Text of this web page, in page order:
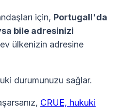
için, Portugall'da
bile adresinizi
ülkenizin adresine
durumunuzu sağlar.
CRUE, hukuki